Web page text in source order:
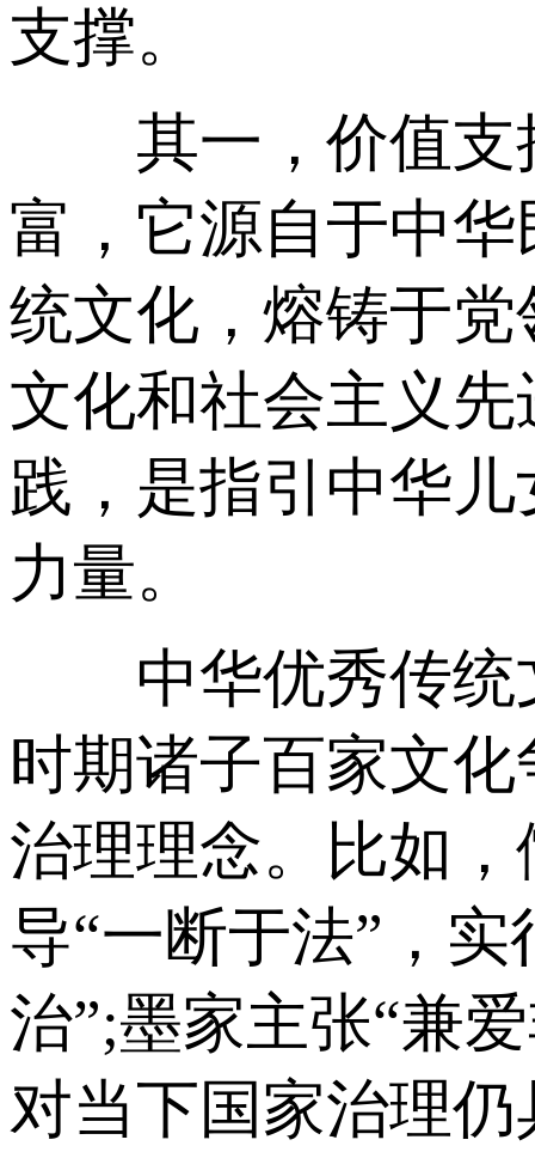
支撑。
其一，价值支
富，它源自于中
统文化，熔铸于
文化和社会主义
践，是指引中华
力量。
中华优秀传统
时期诸子百家文
治理理念。比如
导“一断于法”，
治”;墨家主张“兼
对当下国家治理